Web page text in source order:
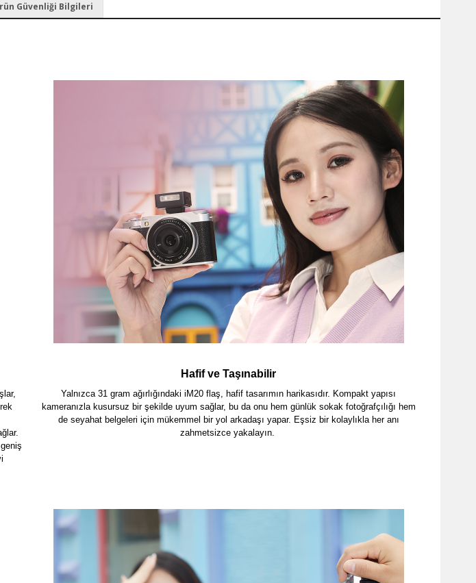
Güvenliği Bilgileri
Hafif ve Taşınabilir
Yalnızca 31 gram ağırlığındaki iM20 flaş, hafif tasarımın harikasıdır. Kompakt yapısı
kameranızla kusursuz bir şekilde uyum sağlar, bu da onu hem günlük sokak fotoğrafçılığı hem
de seyahat belgeleri için mükemmel bir yol arkadaşı yapar. Eşsiz bir kolaylıkla her anı
zahmetsizce yakalayın.